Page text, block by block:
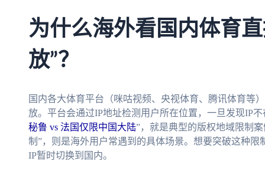
为什么海外看国内体育
放”？
国内各大体育平台（咪咕视频、央视体育、腾讯体育等
放。平台会通过IP地址检测用户所在位置，一旦发现IP
秘鲁 vs 法国仅限中国大陆”，就是典型的版权地域限制
制”，则是海外用户常遇到的具体场景。想要突破这种
IP暂时切换到国内。